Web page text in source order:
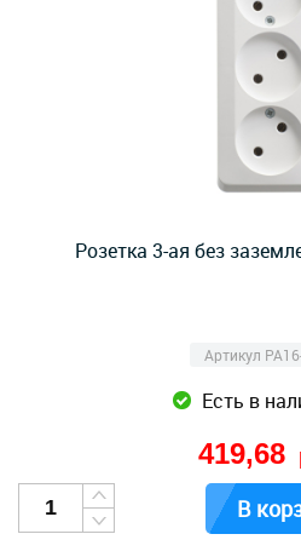
Розетка 3-ая без
Артикул
Есть в
419,68
В